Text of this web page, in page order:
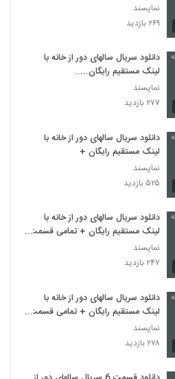
نماپسند
۲۶۹ بازدید
دانلود سریال سالهای دور از خانه با
لینک مستقیم رایگان.....
نماپسند
۲۷۷ بازدید
دانلود سریال سالهای دور از خانه با
لینک مستقیم رایگان +
نماپسند
۵۲۵ بازدید
دانلود سریال سالهای دور از خانه با
لینک مستقیم رایگان + تمامی قسمت
ها
نماپسند
۲۴۷ بازدید
دانلود سریال سالهای دور از خانه با
لینک مستقیم رایگان + تمامی قسمت
ها،
نماپسند
۲۷۸ بازدید